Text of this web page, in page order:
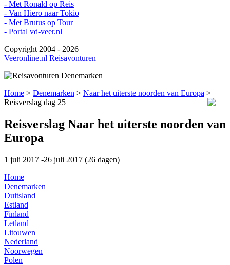
- Met Ronald op Reis
- Van Hiero naar Tokio
- Met Brutus op Tour
- Portal vd-veer.nl
Copyright 2004 - 2026
Veeronline.nl Reisavonturen
Home > Denemarken > Naar het uiterste noorden van Europa >
Reisverslag dag 25
Reisverslag Naar het uiterste noorden van
Europa
1 juli 2017 -26 juli 2017 (26 dagen)
Home
Denemarken
Duitsland
Estland
Finland
Letland
Litouwen
Nederland
Noorwegen
Polen